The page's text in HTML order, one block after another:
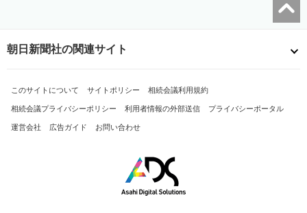
朝日新聞社の関連サイト
このサイトについて サイトポリシー 相続会議利用規約
相続会議プライバシーポリシー 利用者情報の外部送信 プライバシーポータル
運営会社 広告ガイド お問い合わせ